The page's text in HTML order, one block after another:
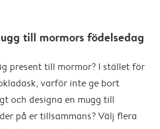
till mormors födelsedag
present till mormor? I stället för
varför inte ge bort
och designa en mugg till
på er tillsammans? Välj flera